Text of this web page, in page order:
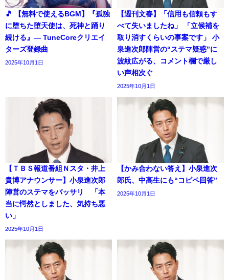
🎵 【無料で使えるBGM】『孤独
に堕ちた堕天使は、死神と踊り
続ける』― TuneCoreクリエイ
ターズ登録曲
2025年10月1日
【週刊文春】「信用も信頼もす
べて失いましたね」 「立候補を
取り消すくらいの事案です」 小
泉進次郎陣営の“ステマ疑惑”に
波紋広がる、コメント欄で厳し
い声相次ぐ
2025年10月1日
【ＴＢＳ報道番組Ｎスタ・井上
貴博アナウンサー】小泉進次郎
陣営のステマをバッサリ 「本
当に愕然としました、気持ち悪
い」
2025年10月1日
【かみ合わない答え】小泉進次
郎氏、中高生にも“コピペ回答”
2025年10月1日